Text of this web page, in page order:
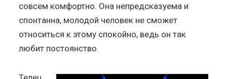
совсем комфортно. Она непредсказуема и
спонтанна, молодой человек не сможет
относиться к этому спокойно, ведь он так
любит постоянство.